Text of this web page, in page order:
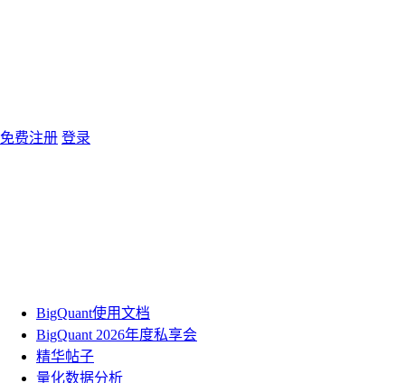
免费注册 登录
BigQuant使用文档
BigQuant 2026年度私享会
精华帖子
量化数据分析